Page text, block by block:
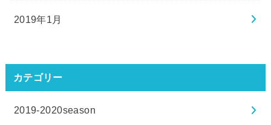
2019年1月
カテゴリー
2019-2020season